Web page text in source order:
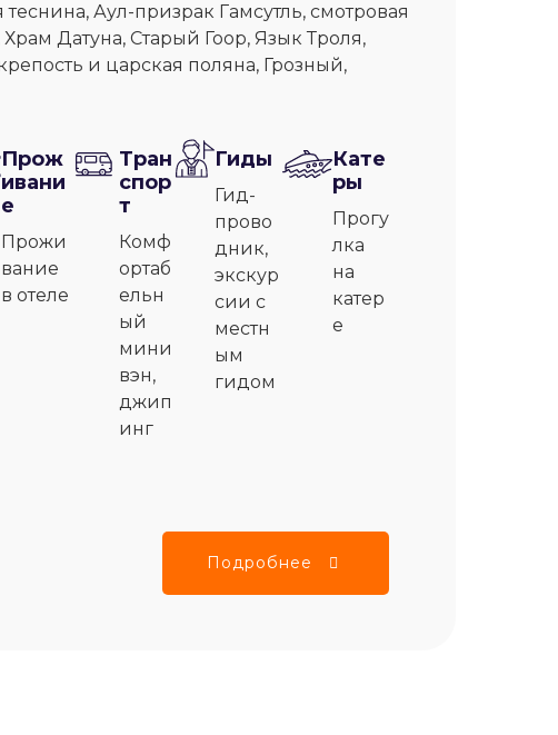
Аул-призрак Гамсутль, смотровая
Датуна, Старый Гоор, Язык Троля,
и царская поляна, Грозный,
Прож
ивани
е
Прожи
вание
в отеле
Тран
спор
т
Комф
ортаб
ельн
ый
мини
вэн,
джип
инг
Гиды
Гид-
прово
дник,
экскур
сии с
местн
ым
гидом
Кате
ры
Прогу
лка
на
катер
е
Подробнее